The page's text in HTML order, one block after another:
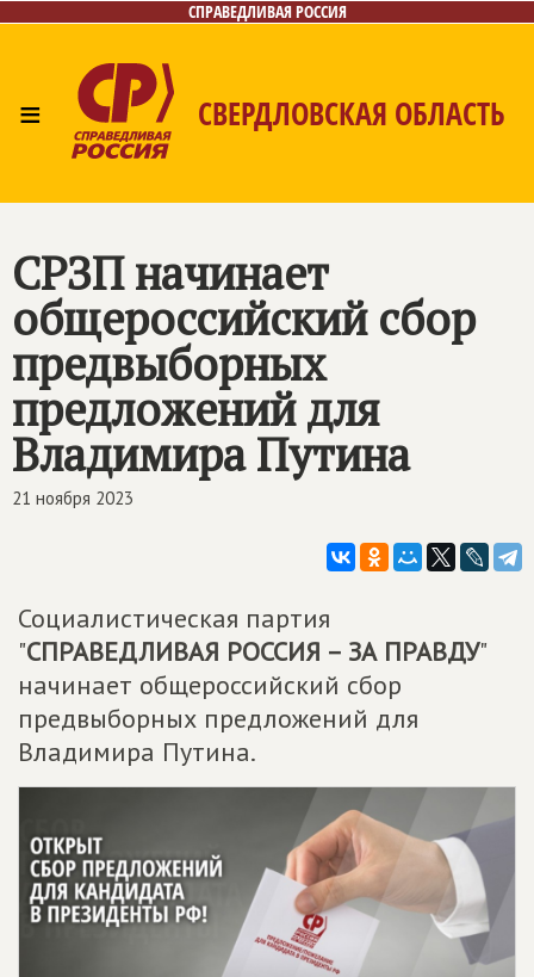
СПРАВЕДЛИВАЯ РОССИЯ
≡ СВЕРДЛОВСКАЯ ОБЛАСТЬ
СРЗП начинает
общероссийский сбор
предвыборных
предложений для
Владимира Путина
21 ноября 2023
Социалистическая партия
"СПРАВЕДЛИВАЯ РОССИЯ – ЗА ПРАВДУ"
начинает общероссийский сбор
предвыборных предложений для
Владимира Путина.